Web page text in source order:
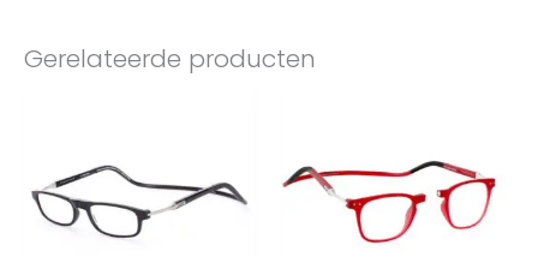
Gerelateerde producten